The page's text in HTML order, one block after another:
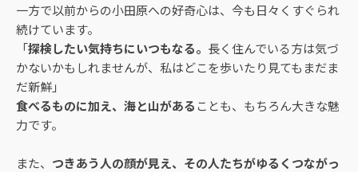
一方で以前からの小田原への好奇心は、今も日々くすぐられ
続けています。
「探検したい気持ちにいつもなる。 長く住んでいる方は気づ
かないかもしれませんが、私はどこを歩いたり見てもまだま
だ新鮮」
食べるものに加え、海と山がある ことも、もちろん大きな魅
力です。
また、 つきあう人の顔が見え、その人たちがゆるくつながっ